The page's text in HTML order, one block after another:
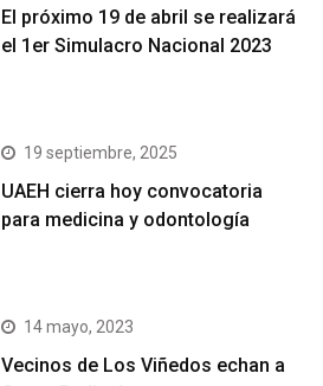
El próximo 19 de abril se realizará
el 1er Simulacro Nacional 2023
19 septiembre, 2025
UAEH cierra hoy convocatoria
para medicina y odontología
14 mayo, 2023
Vecinos de Los Viñedos echan a